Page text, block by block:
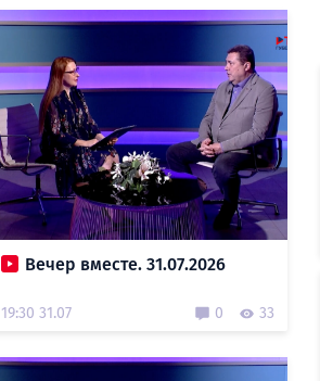
Вечер вместе. 31.07.2026
19:30 31.07 0 33